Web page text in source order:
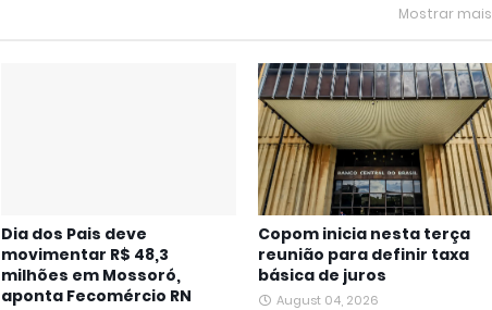
Mostrar mais
Dia dos Pais deve
movimentar R$ 48,3
milhões em Mossoró,
aponta Fecomércio RN
Copom inicia nesta terça
reunião para definir taxa
básica de juros
August 04, 2026